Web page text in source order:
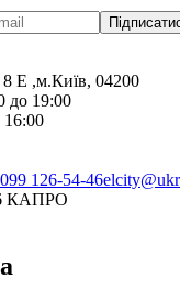
Е ,м.Київ, 04200
до 19:00
16:00
099 126-54-46
КАПРО